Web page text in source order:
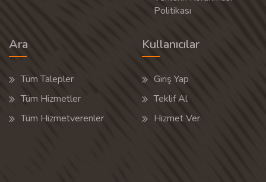
Politikası
Ara
Tüm Talepler
Tüm Hizmetler
Tüm Hizmetverenler
Kullanıcılar
Giriş Yap
Teklif Al
Hizmet Ver